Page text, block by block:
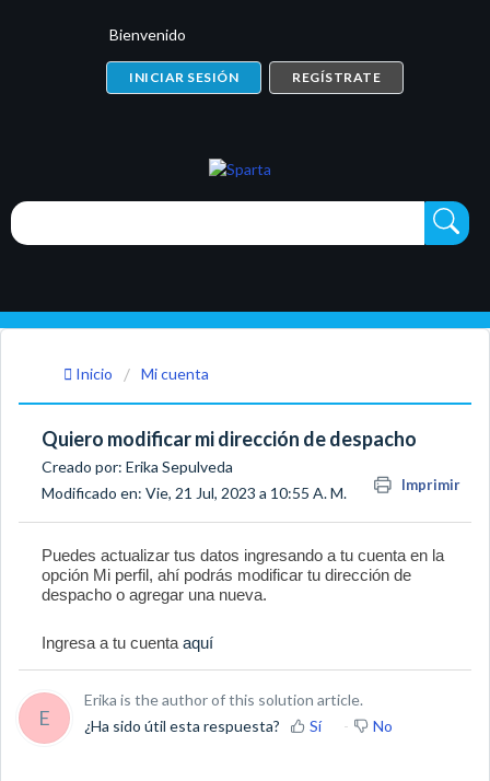
Bienvenido
INICIAR SESIÓN REGÍSTRATE
Inicio Mi cuenta
Quiero modificar mi dirección de despacho
Imprimir
Creado por: Erika Sepulveda
Modificado en: Vie, 21 Jul, 2023 a 10:55 A. M.
Puedes actualizar tus datos ingresando a tu cuenta en la
opción Mi perfil, ahí podrás modificar tu dirección de
despacho o agregar una nueva.
Ingresa a tu cuenta aquí
E
Erika is the author of this solution article.
¿Ha sido útil esta respuesta?
Sí No